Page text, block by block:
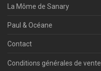
La Môme de Sanary
Paul & Océane
Contact
Conditions générales de vente